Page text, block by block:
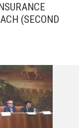
(SECOND